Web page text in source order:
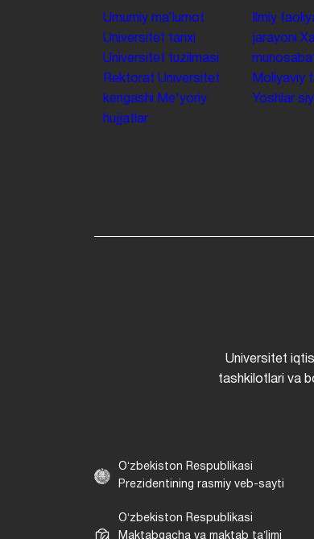
Umumiy maʼlumot
Universitet tarixi
Universitet tuzilmasi
Rektorat Universitet
kengashi
Me'yoriy
hujjatlar
Ilmiy
jarayoni
Moliyaviy
Yoshlar
Universitet
tashkilotlari va
Oʻzbekiston Respublikasi
Prezidentining rasmiy veb-sayti
Oʻzbekiston Respublikasi
Maktabgacha va maktab taʼlimi